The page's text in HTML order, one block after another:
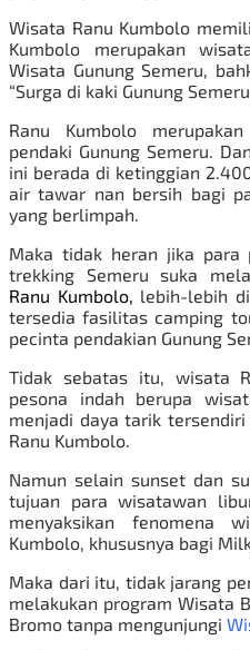
Wisata Ranu Kumbolo
Kumbolo merupakan
Wisata Gunung Semeru,
“Surga di kaki Gunung
Ranu Kumbolo
pendaki Gunung Semeru.
ini berada di ketinggian
air tawar nan bersih bagi
yang berlimpah.
Maka tidak heran jika para
trekking Semeru suka
Ranu Kumbolo, lebih-lebih
tersedia fasilitas camping
pecinta pendakian Gunung
Tidak sebatas itu, wisata
pesona indah berupa
menjadi daya tarik
Ranu Kumbolo.
Namun selain sunset dan
tujuan para wisatawan
menyaksikan fenomena
Kumbolo, khususnya bagi
Maka dari itu, tidak jarang
melakukan program Wisata
Bromo tanpa mengunjungi